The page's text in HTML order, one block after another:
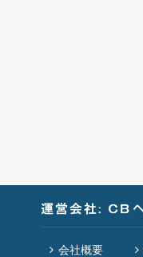
会社概要